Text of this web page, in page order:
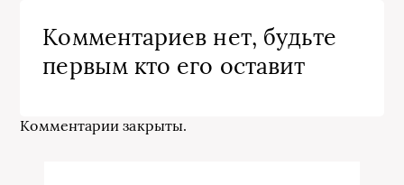
Комментариев нет, будьте
первым кто его оставит
Комментарии закрыты.